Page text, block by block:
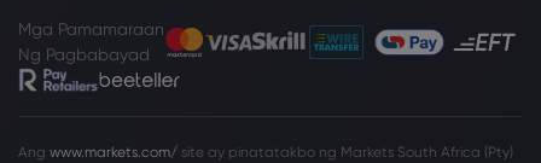
Mga Pamamaraan
Ng Pagbabayad
Ang www.markets.com/ site ay pinatatakbo ng Markets South Africa (Pty)